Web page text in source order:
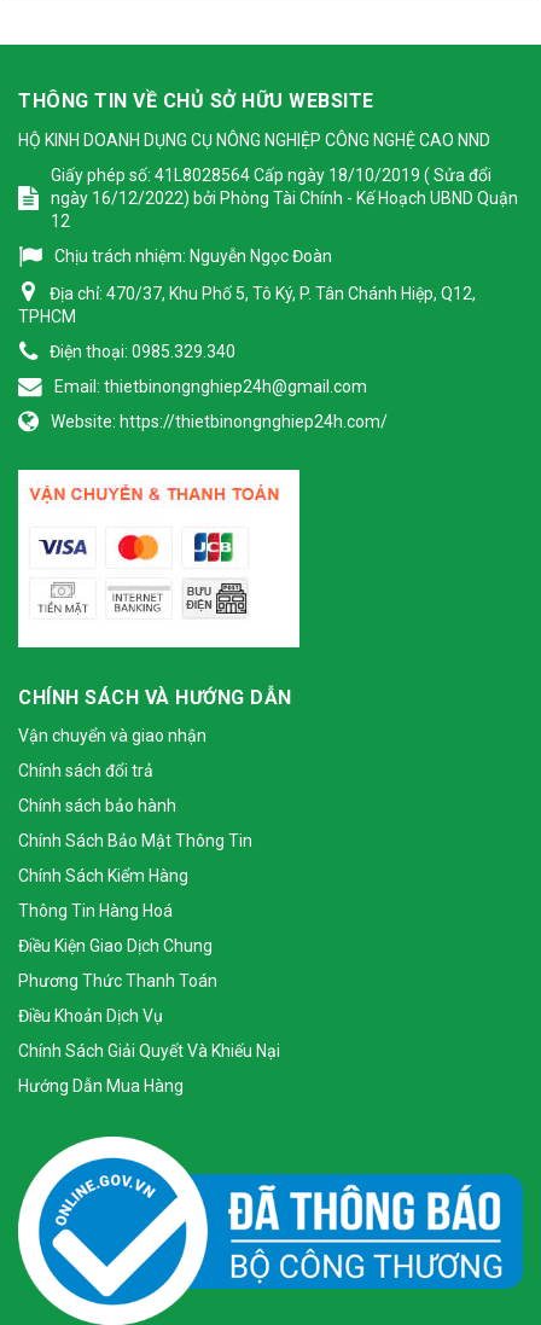
THÔNG TIN VỀ CHỦ SỞ HỮU WEBSITE
HỘ KINH DOANH DỤNG CỤ NÔNG NGHIỆP CÔNG NGHỆ CAO NND
Giấy phép số: 41L8028564 Cấp ngày 18/10/2019 ( Sửa đổi
ngày 16/12/2022) bởi Phòng Tài Chính - Kế Hoạch UBND Quận
12
Chịu trách nhiệm: Nguyễn Ngọc Đoàn
Địa chỉ: 470/37, Khu Phố 5, Tô Ký, P. Tân Chánh Hiệp, Q12,
TPHCM
Điện thoại: 0985.329.340
Email: thietbinongnghiep24h@gmail.com
Website: https://thietbinongnghiep24h.com/
CHÍNH SÁCH VÀ HƯỚNG DẪN
Vận chuyển và giao nhận
Chính sách đổi trả
Chính sách bảo hành
Chính Sách Bảo Mật Thông Tin
Chính Sách Kiểm Hàng
Thông Tin Hàng Hoá
Điều Kiện Giao Dịch Chung
Phương Thức Thanh Toán
Điều Khoản Dịch Vụ
Chính Sách Giải Quyết Và Khiếu Nại
Hướng Dẫn Mua Hàng